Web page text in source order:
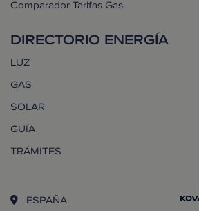
Comparador Tarifas Gas
DIRECTORIO ENERGÍA
LUZ
GAS
SOLAR
GUÍA
TRÁMITES
ESPAÑA